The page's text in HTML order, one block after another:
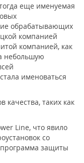
еще именуемая
обрабатывающих
компанией
компанией, как
небольшую
именоваться
качества, таких как
Line, что явило
со
защиты